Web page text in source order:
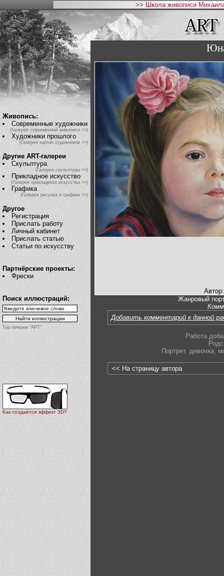
>> Школа живописи
Живопись:
Современные художники
(Галерея современной живописи >>)
Художники прошлого
(Галерея картин художников >>)
Другие ART-галереи
Скульптура
(Галерея скульптуры >>)
Прикладное искусство
(Галерея прикладного искусства >>)
Графика
(Галерея рисунка и графики >>)
Другое
Регистрация
Прислать работу
Личный кабинет
Прислать статью
Статьи по искусству
Партнёрские проекты:
Фрески
Поиск иллюстраций:
Top галереи "АРТ"
Как создаётся эффект 3D?
Жанровый
Добавить комментарий к данной
Работа
Портрет, девочка,
<< На страницу автора